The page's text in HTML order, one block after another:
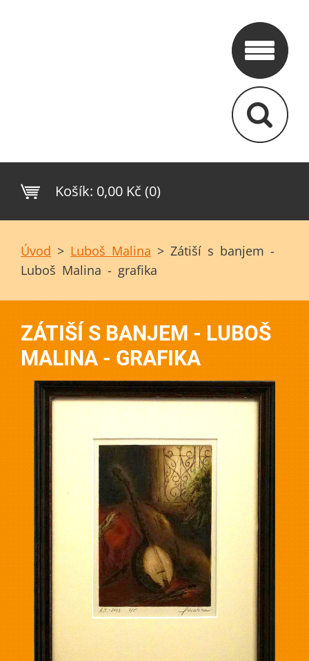
Košík: 0,00 Kč (0)
Úvod > Luboš Malina > Zátiší s banjem -
Luboš Malina - grafika
ZÁTIŠÍ S BANJEM - LUBOŠ
MALINA - GRAFIKA